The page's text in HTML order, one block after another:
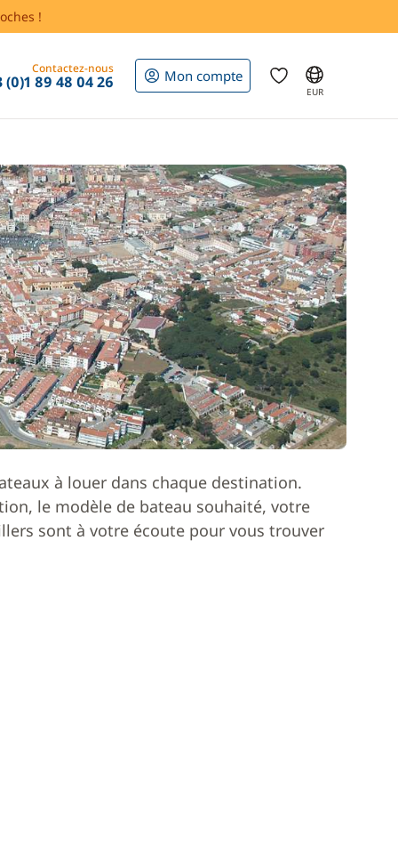
!
Contactez-nous
(0)1 89 48 04 26 Mon compte
EUR
à louer dans chaque destination.
le modèle de bateau souhaité, votre
sont à votre écoute pour vous trouver